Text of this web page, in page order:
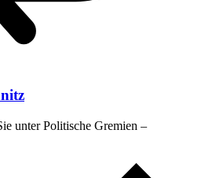
unter Politische Gremien –